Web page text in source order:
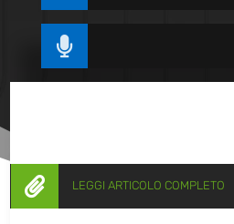

 LEGGI ARTICOLO COMPLETO